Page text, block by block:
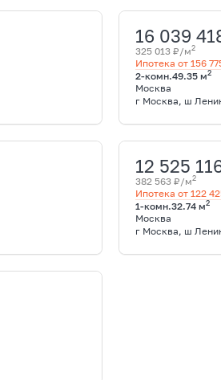
16 039
325 013 ₽/м2
Ипотека от 156
2-комн.49.35 м2
Москва
г Москва, ш
12 525
382 563 ₽/м2
Ипотека от 122
1-комн.32.74 м2
Москва
г Москва, ш